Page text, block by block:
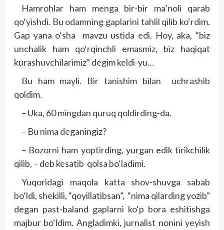
Hamrohlar ham menga bir-bir ma’noli qarab
qo‘yishdi. Bu odamning gaplarini tahlil qilib ko‘rdim.
Gap yana o‘sha mavzu ustida edi. Hoy, aka, “biz
unchalik ham qo‘rqinchli emasmiz, biz haqiqat
kurashuvchilarimiz” degim keldi-yu…
Bu ham mayli. Bir tanishim bilan uchrashib
qoldim.
– Uka, 60 mingdan quruq qoldirding-da.
– Bu nima deganingiz?
– Bozorni ham yoptirding, yurgan edik tirikchilik
qilib, – deb kesatib qolsa bo‘ladimi.
Yuqoridagi maqola katta shov-shuvga sabab
bo‘ldi, shekilli, “qoyillatibsan”, “nima qilarding yozib”
degan past-baland gaplarni ko‘p bora eshitishga
majbur bo‘ldim. Angladimki, jurnalist nonini yeyish